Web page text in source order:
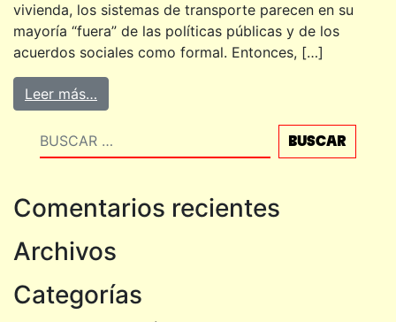
vivienda, los sistemas de transporte parecen en su
mayoría “fuera” de las políticas públicas y de los
acuerdos sociales como formal. Entonces, […]
Leer más…
Buscar
Comentarios recientes
Archivos
Categorías